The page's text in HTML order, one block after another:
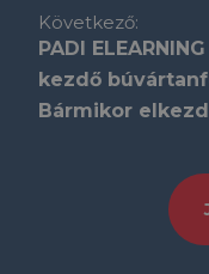
Következő:
PADI
kezdő
Bármikor